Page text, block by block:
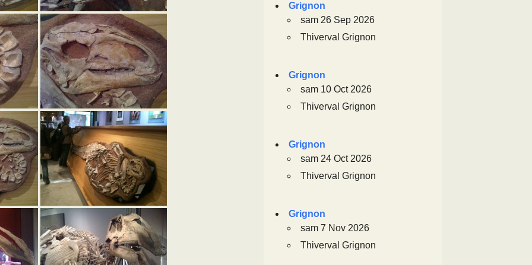
Grignon
sam 26 Sep 2026
Thiverval Grignon
Grignon
sam 10 Oct 2026
Thiverval Grignon
Grignon
sam 24 Oct 2026
Thiverval Grignon
Grignon
sam 7 Nov 2026
Thiverval Grignon